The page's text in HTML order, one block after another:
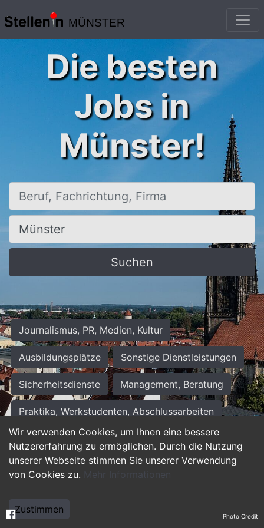
MÜNSTER
Wir verwenden Cookies, um Ihnen eine bessere
Nutzererfahrung zu ermöglichen. Durch die Nutzung
unserer Webseite stimmen Sie unserer Verwendung
von Cookies zu. Mehr Informationen
Zustimmen
Die besten
Jobs in
Münster!
Beruf, Fachrichtung, Firma
Ort, Stadt
Suchen
Journalismus, PR, Medien, Kultur
Ausbildungsplätze Sonstige Dienstleistungen
Sicherheitsdienste Management, Beratung
Praktika, Werkstudenten, Abschlussarbeiten
Personalwesen Assistenz, Sekretariat
Hilfskräfte, Aushilfs- und Nebenjobs
Weiterbildung, Studium, duale Ausbildung Photo Credit